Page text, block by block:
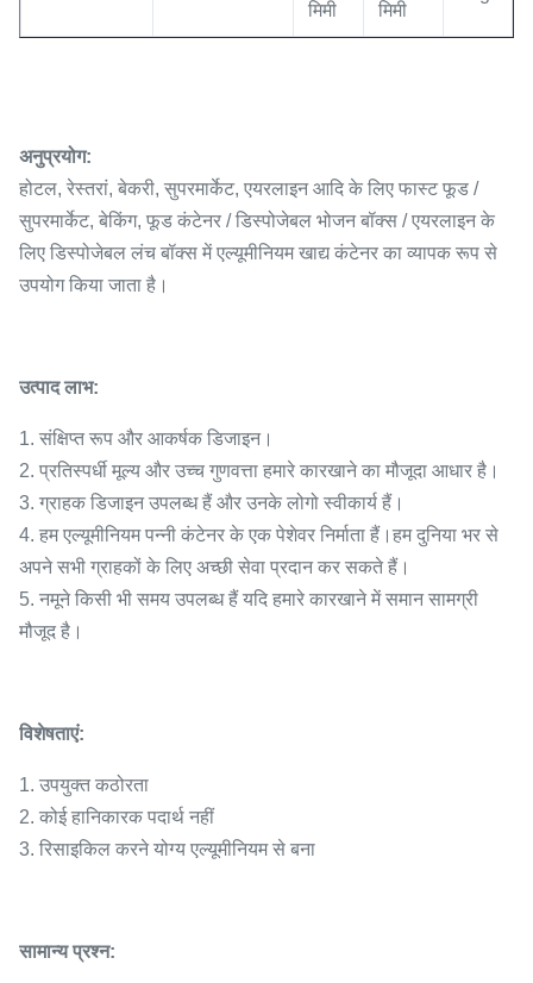
मिमी
मिमी
अनुप्रयोग:
होटल, रेस्तरां, बेकरी, सुपरमार्केट, एयरलाइन आदि के लिए फास्ट फूड /
सुपरमार्केट, बेकिंग, फूड कंटेनर / डिस्पोजेबल भोजन बॉक्स / एयरलाइन के
लिए डिस्पोजेबल लंच बॉक्स में एल्यूमीनियम खाद्य कंटेनर का व्यापक रूप से
उपयोग किया जाता है।
उत्पाद लाभ:
1. संक्षिप्त रूप और आकर्षक डिजाइन।
2. प्रतिस्पर्धी मूल्य और उच्च गुणवत्ता हमारे कारखाने का मौजूदा आधार है।
3. ग्राहक डिजाइन उपलब्ध हैं और उनके लोगो स्वीकार्य हैं।
4. हम एल्यूमीनियम पन्नी कंटेनर के एक पेशेवर निर्माता हैं।हम दुनिया भर से
अपने सभी ग्राहकों के लिए अच्छी सेवा प्रदान कर सकते हैं।
5. नमूने किसी भी समय उपलब्ध हैं यदि हमारे कारखाने में समान सामग्री
मौजूद है।
विशेषताएं:
1. उपयुक्त कठोरता
2. कोई हानिकारक पदार्थ नहीं
3. रिसाइकिल करने योग्य एल्यूमीनियम से बना
सामान्य प्रश्न: